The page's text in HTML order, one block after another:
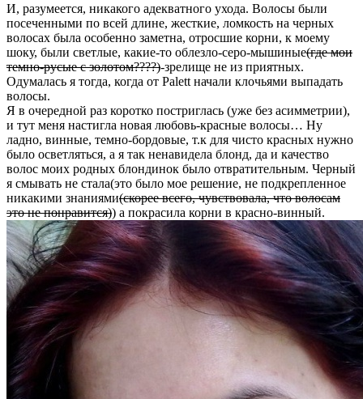
И, разумеется, никакого адекватного ухода. Волосы были
посеченными по всей длине, жесткие, ломкость на черных
волосах была особенно заметна, отросшие корни, к моему
шоку, были светлые, какие-то облезло-серо-мышиные(где мои
темно-русые с золотом????)-зрелище не из приятных.
Одумалась я тогда, когда от Palett начали клочьями выпадать
волосы.
Я в очередной раз коротко постриглась (уже без асимметрии),
и тут меня настигла новая любовь-красные волосы… Ну
ладно, винные, темно-бордовые, т.к для чисто красных нужно
было осветляться, а я так ненавидела блонд, да и качество
волос моих родных блондинок было отвратительным. Черный
я смывать не стала(это было мое решение, не подкрепленное
никакими знаниями(скорее всего, чувствовала, что волосам
это не понравится)) а покрасила корни в красно-винный.